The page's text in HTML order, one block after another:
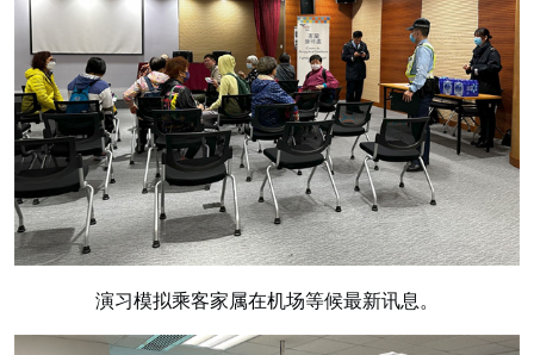
演习模拟乘客家属在机场等候最新讯息。